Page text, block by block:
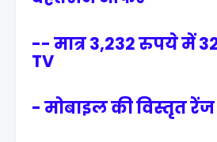
-- मात्र 3,232 रुपये में
TV
- मोबाइल की विस्तृत रेंज